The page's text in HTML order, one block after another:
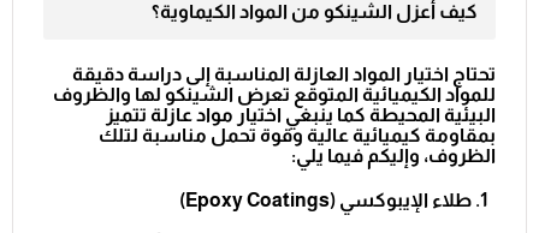
كيف أعزل الشينكو من المواد الكيماوية؟
تحتاج اختيار المواد العازلة المناسبة إلى دراسة دقيقة
للمواد الكيميائية المتوقع تعرض الشينكو لها والظروف
البيئية المحيطة كما ينبغي اختيار مواد عازلة تتميز
بمقاومة كيميائية عالية وقوة تحمل مناسبة لتلك
الظروف، وإليكم فيما يلي:
طلاء الإيبوكسي (Epoxy Coatings
)